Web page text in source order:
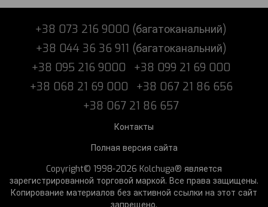
+38 073 216 9000 (багатоканальний)
+38 044 36 36 911 (багатоканальний)
+38 095 216 9000
+38 099 21 69 000
+38 068 21 69 000
+38 067 21 86 656
+38 067 21 86 657
Контакты
Полная версия сайта
Copyright© 1998-2026 Kolchuga® является
зарегистрированной торговой маркой. Все права защищены.
Копирование материалов без активной ссылки на этот сайт